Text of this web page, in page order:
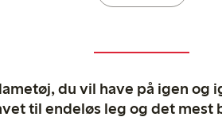
du vil have på igen og
til endeløs leg og det mest